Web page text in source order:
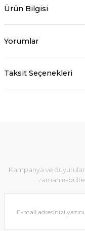
Ürün Bilgisi
Yorumlar
Taksit Seçenekleri
Kampanya ve
zaman e-